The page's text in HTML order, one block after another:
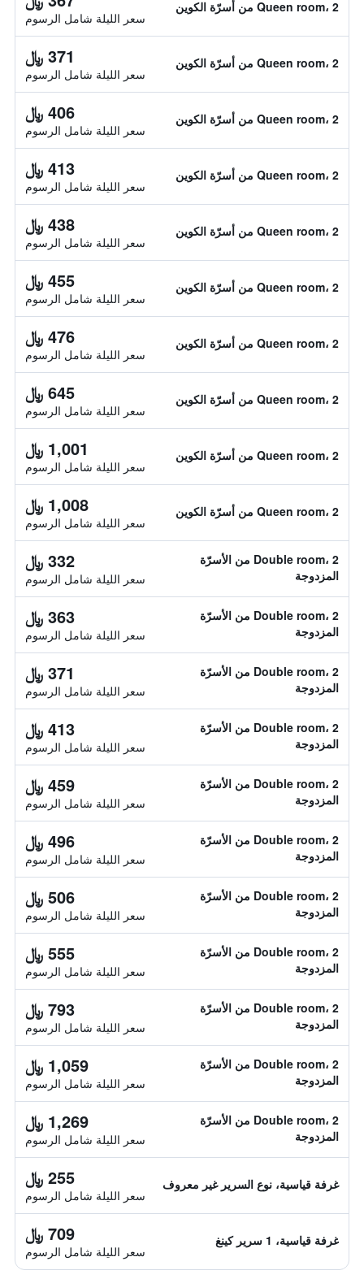
Queen room، 2 من أسرّة الكوين
سعر الليلة شامل الرسوم
Queen room، 2 من أسرّة الكوين 371 ﷼
سعر الليلة شامل الرسوم
Queen room، 2 من أسرّة الكوين 406 ﷼
سعر الليلة شامل الرسوم
Queen room، 2 من أسرّة الكوين 413 ﷼
سعر الليلة شامل الرسوم
Queen room، 2 من أسرّة الكوين 438 ﷼
سعر الليلة شامل الرسوم
Queen room، 2 من أسرّة الكوين 455 ﷼
سعر الليلة شامل الرسوم
Queen room، 2 من أسرّة الكوين 476 ﷼
سعر الليلة شامل الرسوم
Queen room، 2 من أسرّة الكوين 645 ﷼
سعر الليلة شامل الرسوم
Queen room، 2 من أسرّة الكوين 1,001 ﷼
سعر الليلة شامل الرسوم
Queen room، 2 من أسرّة الكوين 1,008 ﷼
سعر الليلة شامل الرسوم
Double room، 2 من الأسرّة
المزدوجة
332 ﷼
سعر الليلة شامل الرسوم
Double room، 2 من الأسرّة
المزدوجة
363 ﷼
سعر الليلة شامل الرسوم
Double room، 2 من الأسرّة
المزدوجة
371 ﷼
سعر الليلة شامل الرسوم
Double room، 2 من الأسرّة
المزدوجة
413 ﷼
سعر الليلة شامل الرسوم
Double room، 2 من الأسرّة
المزدوجة
459 ﷼
سعر الليلة شامل الرسوم
Double room، 2 من الأسرّة
المزدوجة
496 ﷼
سعر الليلة شامل الرسوم
Double room، 2 من الأسرّة
المزدوجة
506 ﷼
سعر الليلة شامل الرسوم
Double room، 2 من الأسرّة
المزدوجة
555 ﷼
سعر الليلة شامل الرسوم
Double room، 2 من الأسرّة
المزدوجة
793 ﷼
سعر الليلة شامل الرسوم
Double room، 2 من الأسرّة
المزدوجة
1,059 ﷼
سعر الليلة شامل الرسوم
Double room، 2 من الأسرّة
المزدوجة
1,269 ﷼
سعر الليلة شامل الرسوم
غرفة قياسية، نوع السرير غير معروف 255 ﷼
سعر الليلة شامل الرسوم
غرفة قياسية، 1 سرير كينغ 709 ﷼
سعر الليلة شامل الرسوم